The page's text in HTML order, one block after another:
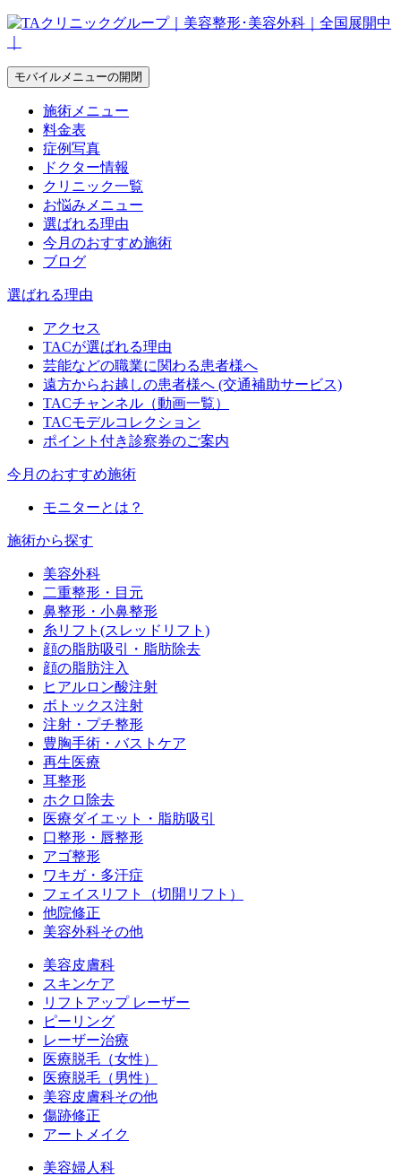
モバイルメニューの開閉
施術メニュー
料金表
症例写真
ドクター情報
クリニック一覧
お悩みメニュー
選ばれる理由
今月のおすすめ施術
ブログ
選ばれる理由
アクセス
TACが選ばれる理由
芸能などの職業に関わる患者様へ
遠方からお越しの患者様へ (交通補助サービス)
TACチャンネル（動画一覧）
TACモデルコレクション
ポイント付き診察券のご案内
今月のおすすめ施術
モニターとは？
施術から探す
美容外科
二重整形・目元
鼻整形・小鼻整形
糸リフト(スレッドリフト)
顔の脂肪吸引・脂肪除去
顔の脂肪注入
ヒアルロン酸注射
ボトックス注射
注射・プチ整形
豊胸手術・バストケア
再生医療
耳整形
ホクロ除去
医療ダイエット・脂肪吸引
口整形・唇整形
アゴ整形
ワキガ・多汗症
フェイスリフト（切開リフト）
他院修正
美容外科その他
美容皮膚科
スキンケア
リフトアップ レーザー
ピーリング
レーザー治療
医療脱毛（女性）
医療脱毛（男性）
美容皮膚科その他
傷跡修正
アートメイク
美容婦人科